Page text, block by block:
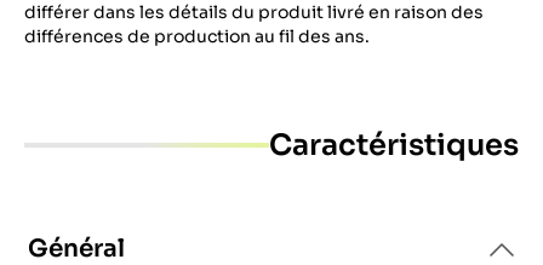
différer dans les détails du produit livré en raison des
différences de production au fil des ans.
Caractéristiques
Général